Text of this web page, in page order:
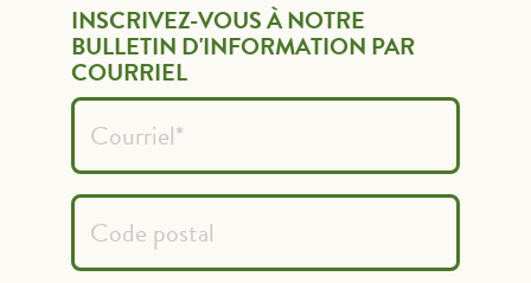
INSCRIVEZ-VOUS À NOTRE
BULLETIN D'INFORMATION PAR
COURRIEL